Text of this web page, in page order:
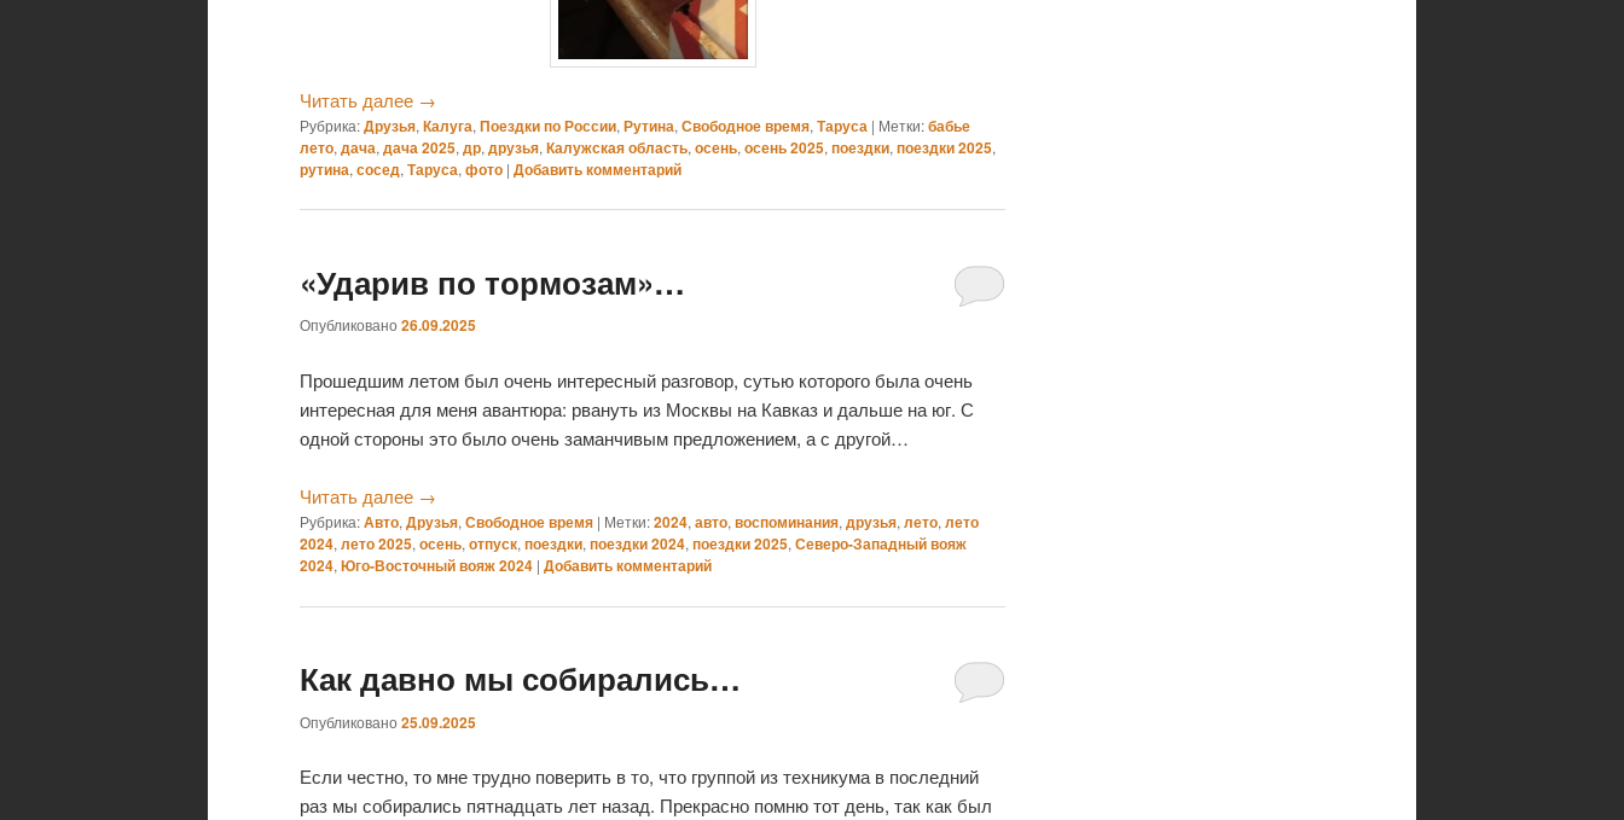
Читать далее →
Рубрика:Друзья, Калуга, Поездки по России, Рутина, Свободное время, Таруса | Метки:бабье
лето, дача, дача 2025, др, друзья, Калужская область, осень, осень 2025, поездки, поездки 2025,
рутина, сосед, Таруса, фото | Добавить комментарий
«Ударив по тормозам»…
Опубликовано 26.09.2025
Прошедшим летом был очень интересный разговор, сутью которого была очень
интересная для меня авантюра: рвануть из Москвы на Кавказ и дальше на юг. С
одной стороны это было очень заманчивым предложением, а с другой…
Читать далее →
Рубрика:Авто, Друзья, Свободное время | Метки:2024, авто, воспоминания, друзья, лето, лето
2024, лето 2025, осень, отпуск, поездки, поездки 2024, поездки 2025, Северо-Западный вояж
2024, Юго-Восточный вояж 2024 | Добавить комментарий
Как давно мы собирались…
Опубликовано 25.09.2025
Если честно, то мне трудно поверить в то, что группой из техникума в последний
раз мы собирались пятнадцать лет назад. Прекрасно помню тот день, так как был